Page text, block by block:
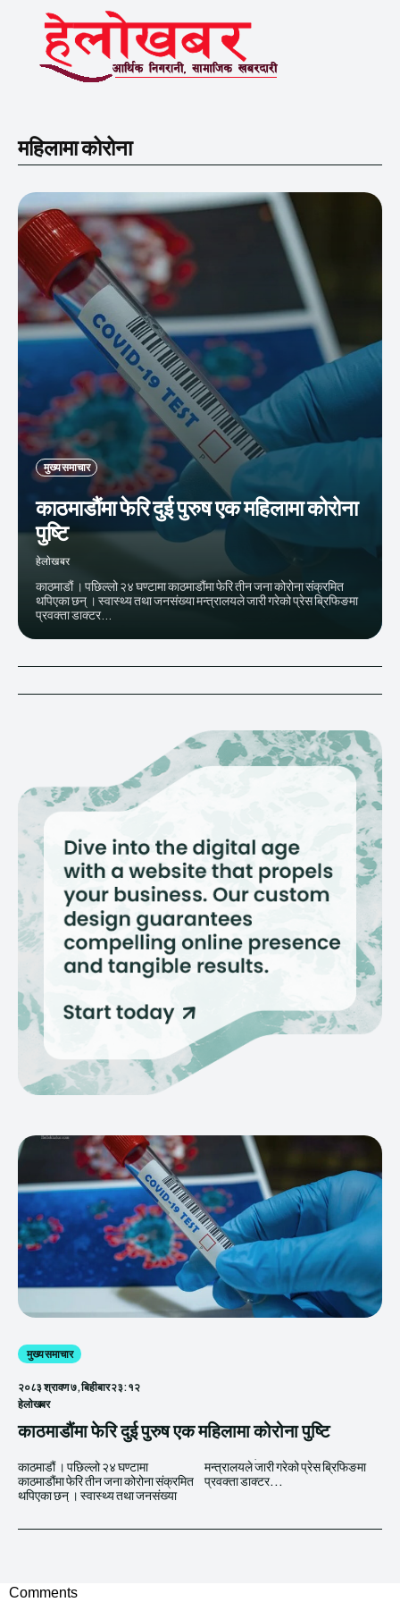
महिलामा कोरोना
मुख्य समाचार
काठमाडौंमा फेरि दुई पुरुष एक महिलामा कोरोना
पुष्टि
हेलाेखबर
काठमाडौं । पछिल्लो २४ घण्टामा काठमाडौंमा फेरि तीन जना कोरोना संक्रमित
थपिएका छन् । स्वास्थ्य तथा जनसंख्या मन्त्रालयले जारी गरेको प्रेस ब्रिफिङमा
प्रवक्ता डाक्टर...
मुख्य समाचार
२०८३ श्रावण ७, बिहीबार २३:१२
हेलाेखबर
काठमाडौंमा फेरि दुई पुरुष एक महिलामा कोरोना पुष्टि
काठमाडौं । पछिल्लो २४ घण्टामा
काठमाडौंमा फेरि तीन जना कोरोना संक्रमित
थपिएका छन् । स्वास्थ्य तथा जनसंख्या
मन्त्रालयले जारी गरेको प्रेस ब्रिफिङमा
प्रवक्ता डाक्टर...
Comments